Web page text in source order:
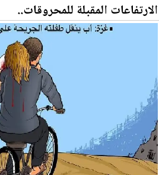
الارتفاعات المقبلة للمحروقات..